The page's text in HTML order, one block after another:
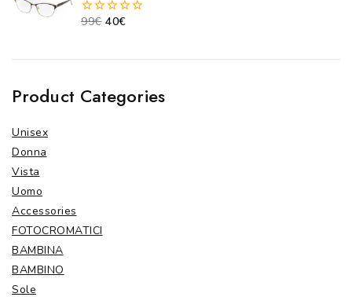
0
5
99€ 40€
Product Categories
Unisex
Donna
Vista
Uomo
Accessories
FOTOCROMATICI
BAMBINA
BAMBINO
Sole